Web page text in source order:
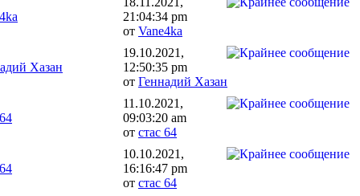
21:04:34 pm
от Vane4ka
Хазан
19.10.2021,
12:50:35 pm
от Геннадий Хазан
11.10.2021,
09:03:20 am
от стас 64
10.10.2021,
16:16:47 pm
от стас 64